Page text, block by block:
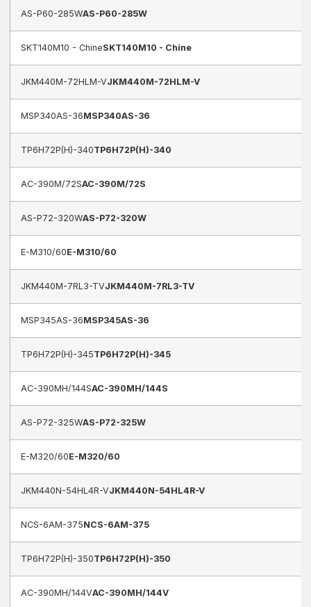
AS-P60-285WAS-P60-285W
SKT140M10 - ChineSKT140M10 - Chine
JKM440M-72HLM-VJKM440M-72HLM-V
MSP340AS-36MSP340AS-36
TP6H72P(H)-340TP6H72P(H)-340
AC-390M/72SAC-390M/72S
AS-P72-320WAS-P72-320W
E-M310/60E-M310/60
JKM440M-7RL3-TVJKM440M-7RL3-TV
MSP345AS-36MSP345AS-36
TP6H72P(H)-345TP6H72P(H)-345
AC-390MH/144SAC-390MH/144S
AS-P72-325WAS-P72-325W
E-M320/60E-M320/60
JKM440N-54HL4R-VJKM440N-54HL4R-V
NCS-6AM-375NCS-6AM-375
TP6H72P(H)-350TP6H72P(H)-350
AC-390MH/144VAC-390MH/144V